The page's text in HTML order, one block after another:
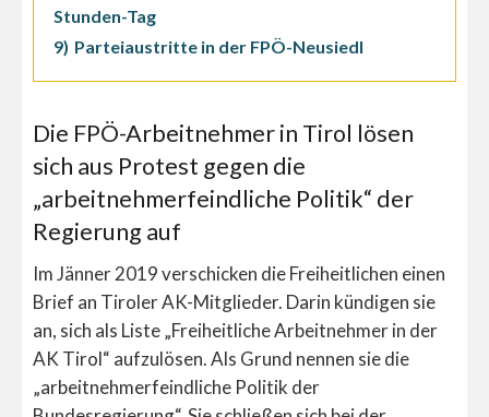
Stunden-Tag
9) Parteiaustritte in der FPÖ-Neusiedl
Die FPÖ-Arbeitnehmer in Tirol lösen
sich aus Protest gegen die
„arbeitnehmerfeindliche Politik“ der
Regierung auf
Im Jänner 2019 verschicken die Freiheitlichen einen
Brief an Tiroler AK-Mitglieder. Darin kündigen sie
an, sich als Liste „Freiheitliche Arbeitnehmer in der
AK Tirol“ aufzulösen. Als Grund nennen sie die
„arbeitnehmerfeindliche Politik der